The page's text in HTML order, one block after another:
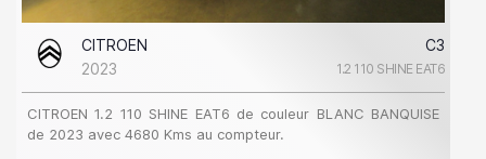
CITROEN
C3
2023
1.2 110 SHINE EAT6
CITROEN 1.2 110 SHINE EAT6 de couleur BLANC BANQUISE
de 2023 avec 4680 Kms au compteur.